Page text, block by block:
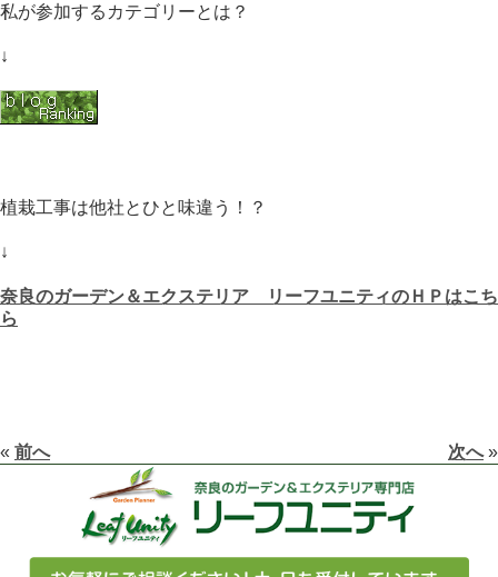
私が参加するカテゴリーとは？
↓
植栽工事は他社とひと味違う！？
↓
奈良のガーデン＆エクステリア リーフユニティのＨＰはこち
ら
« 前へ 次へ»